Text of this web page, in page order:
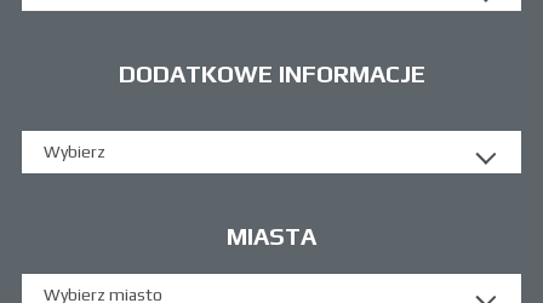
DODATKOWE INFORMACJE
Wybierz
MIASTA
Wybierz miasto